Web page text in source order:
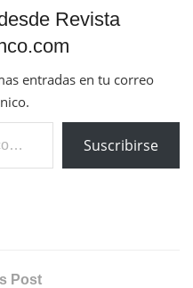
Revista
entradas en tu correo
Suscribirse
Post